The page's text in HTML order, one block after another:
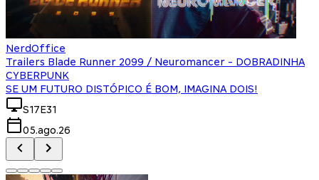
NerdOffice
Trailers Blade Runner 2099 / Neuromancer - DOBRADINHA
CYBERPUNK
SE UM FUTURO DISTÓPICO É BOM, IMAGINA DOIS!
S17E31
05.ago.26